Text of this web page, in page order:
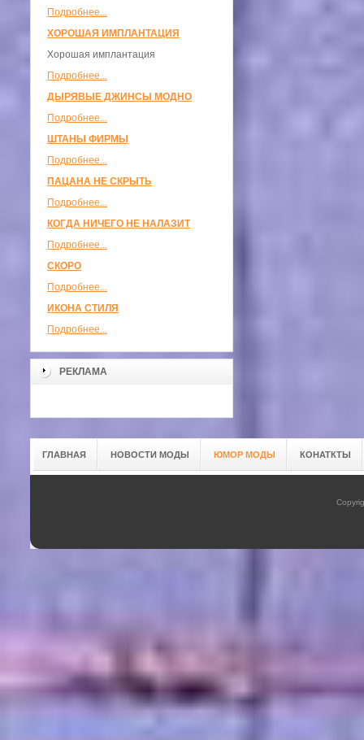
Подробнее...
ХОРОШАЯ ИМПЛАНТАЦИЯ
Хорошая имплантация
Подробнее...
ДЫРЯВЫЕ ДЖИНСЫ МОДНО
Подробнее...
ШТАНЫ ФИРМЫ
Подробнее...
ПАЦАНА НЕ СКРЫТЬ
Подробнее...
КОГДА НИЧЕГО НЕ НАЛАЗИТ
Подробнее...
СКОРО
Подробнее...
ИКОНА СТИЛЯ
Подробнее...
РЕКЛАМА
ГЛАВНАЯ НОВОСТИ МОДЫ ЮМОР МОДЫ КОНАТКТЫ